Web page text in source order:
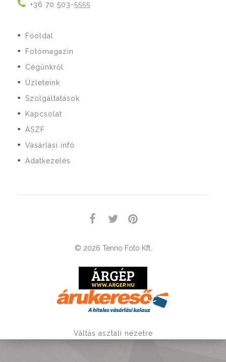
+36 70 503-5555
■ Főoldal
■ Fotómagazin
■ Cégünkről
■ Üzleteink
■ Szolgáltatások
■ Kapcsolat
■ ÁSZF
■ Vásárlási infó
■ Adatkezelés
© 2026 Tenno Foto Kft.
Váltás asztali nézetre